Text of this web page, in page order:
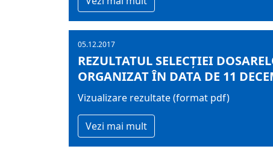
05.12.2017
REZULTATUL SELECŢIEI
ORGANIZAT ÎN DATA DE 11
Vizualizare rezultate (format pdf)
Vezi mai mult